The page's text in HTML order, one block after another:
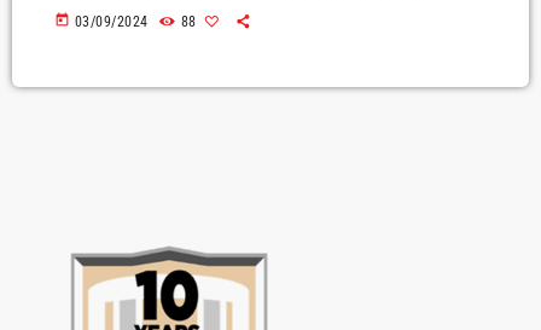
Σύνολο LIBRO COROΜουσική ΔιεύθυνσηΑνθή Γουρουντή Κυριακή 15
χώρου, παιχνίδι λυγμών και σιωπών, μωσαϊκό αισθημάτων και
today 03/09/2024 88